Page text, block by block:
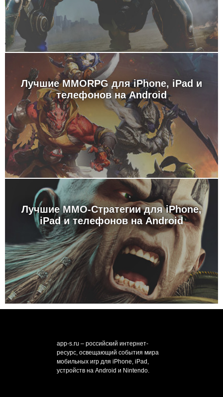
Лучшие MMORPG для iPhone, iPad и
телефонов на Android
Лучшие MMO-Стратегии для iPhone,
iPad и телефонов на Android
app-s.ru – российский интернет-
ресурс, освещающий события мира
мобильных игр для iPhone, iPad,
устройств на Android и Nintendo.